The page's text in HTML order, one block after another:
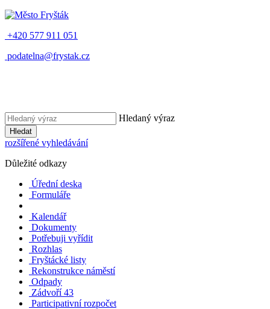
+420 577 911 051
podatelna@frystak.cz
Hledaný výraz
Hledat
rozšířené vyhledávání
Důležité odkazy
Úřední deska
Formuláře
Kalendář
Dokumenty
Potřebuji vyřídit
Rozhlas
Fryštácké listy
Rekonstrukce náměstí
Odpady
Zádvoří 43
Participativní rozpočet